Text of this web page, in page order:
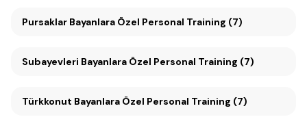
Pursaklar Bayanlara Özel Personal Training (7)
Subayevleri Bayanlara Özel Personal Training (7)
Türkkonut Bayanlara Özel Personal Training (7)